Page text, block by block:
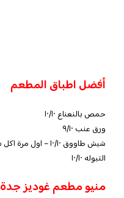
أفضل اطباق المطعم
حمص بالنعناع ١٠/١٠
ورق عنب ٩/١٠
شيش طاووق ١٠/١٠ – اول مرة اكل شيش بدون ليمون !
التبوله ١٠/١٠
منيو مطعم غوديز جدة